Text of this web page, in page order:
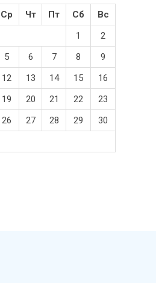
Ср Чт Пт Сб
Вс
1
2
5 6 7 8
9
12 13 14 15
16
19 20 21 22
23
26 27 28 29
30